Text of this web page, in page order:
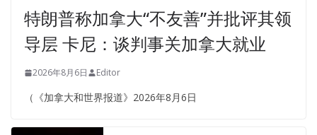
特朗普称加拿大“不友善”并批评其领
导层 卡尼：谈判事关加拿大就业
2026年8月6日 Editor
（《加拿大和世界报道》2026年8月6日